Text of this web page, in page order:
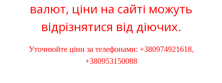
валют, ціни на сайті можуть
відрізнятися від діючих.
Уточнюйте ціни за телефонами: +380974921618,
+380953150088